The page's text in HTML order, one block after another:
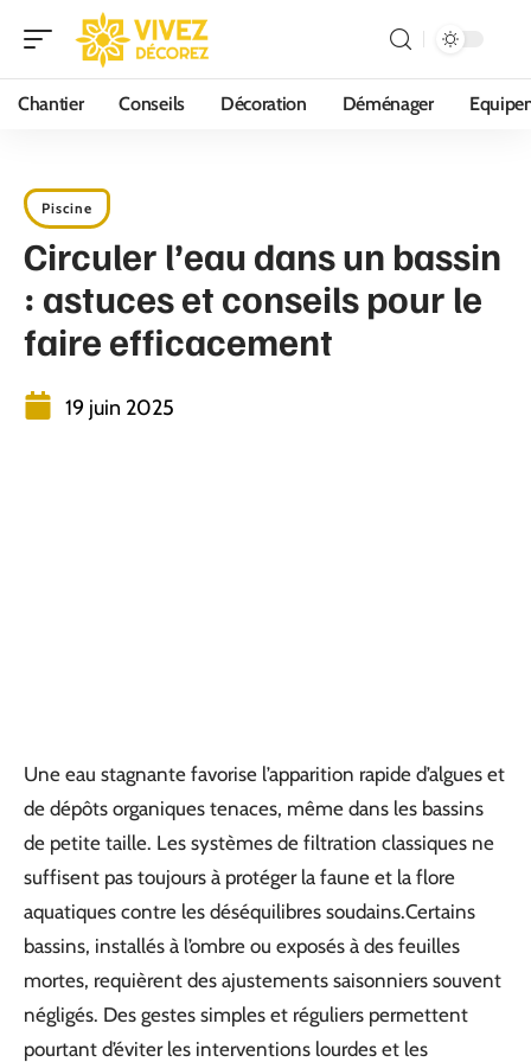
Chantier Conseils Décoration Déménager
Piscine
Circuler l’eau dans un bassin
: astuces et conseils pour le
faire efficacement
19 juin 2025
Une eau stagnante favorise l’apparition rapide d’algues et
de dépôts organiques tenaces, même dans les bassins
de petite taille. Les systèmes de filtration classiques ne
suffisent pas toujours à protéger la faune et la flore
aquatiques contre les déséquilibres soudains.Certains
bassins, installés à l’ombre ou exposés à des feuilles
mortes, requièrent des ajustements saisonniers souvent
négligés. Des gestes simples et réguliers permettent
pourtant d’éviter les interventions lourdes et les